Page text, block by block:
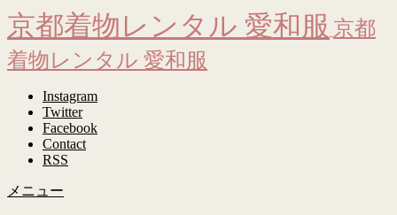
京都着物レンタル 愛和服 京都
着物レンタル 愛和服
Instagram
Twitter
Facebook
Contact
RSS
メニュー